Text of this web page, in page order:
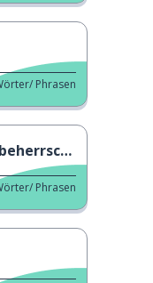
Phrasen
Phrasen